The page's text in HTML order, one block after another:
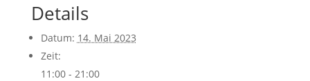
Details
Datum: 14. Mai 2023
Zeit:
11:00 - 21:00